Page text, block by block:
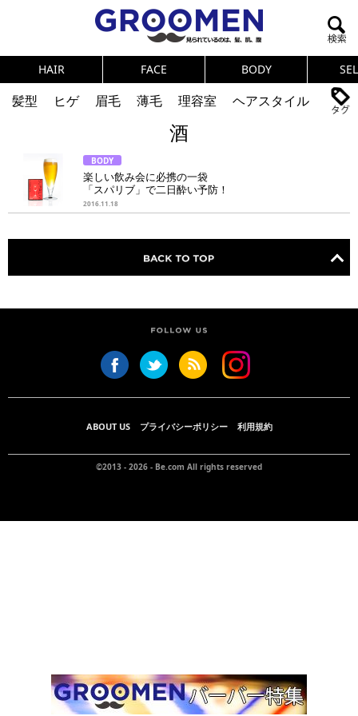
HAIR FACE BODY
髪型 ヒゲ 眉毛 薄毛 理容室
ヘアスタイル
ニオイ
メンズコスメ
NEWS PICK UP
テストステロン
健康
スキンケア 食事
調査結果
トレーニング
好印象な男
頭皮ケア
ダイエット
理容室
酒
BODY
楽しい飲み会に必携の一袋
「スパリブ」で二日酔い予防！
2016.11.18
ABOUT US プライバシーポリシー 利用規約
©2013 - 2026 - Be.com All rights reserved